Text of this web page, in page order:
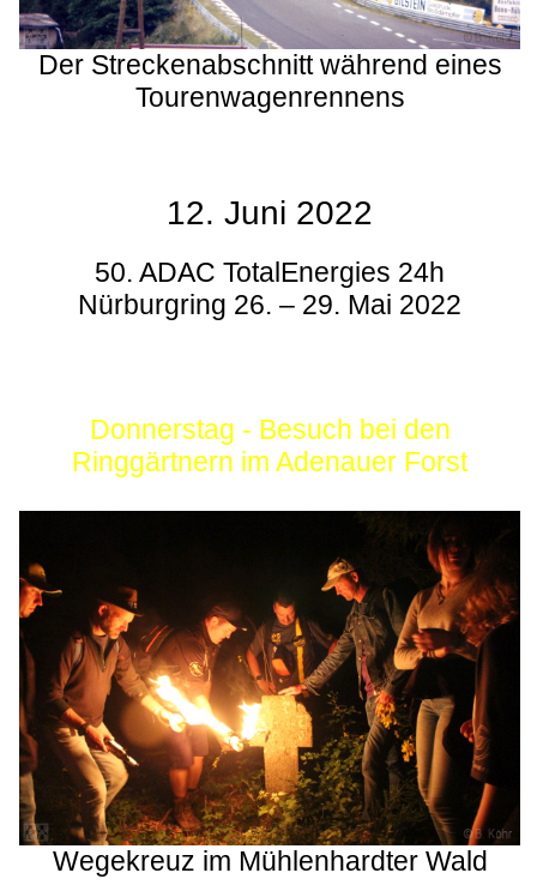
Der Streckenabschnitt während eines
Tourenwagenrennens
12. Juni 2022
50. ADAC TotalEnergies 24h
Nürburgring 26. – 29. Mai 2022
Donnerstag - Besuch bei den
Ringgärtnern im Adenauer Forst
Wegekreuz im Mühlenhardter Wald